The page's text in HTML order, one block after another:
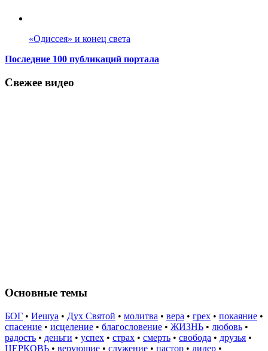
«Одиссея» и конец света
Последние 100 публикаций портала
Свежее видео
Основные темы
БОГ • Иешуа • Дух Святой • молитва • вера • грех • покаяние •
спасение • исцеление • благословение • ЖИЗНЬ • любовь •
радость • деньги • успех • страх • смерть • свобода • друзья •
ЦЕРКОВЬ • верующие • служение • пастор • лидер •